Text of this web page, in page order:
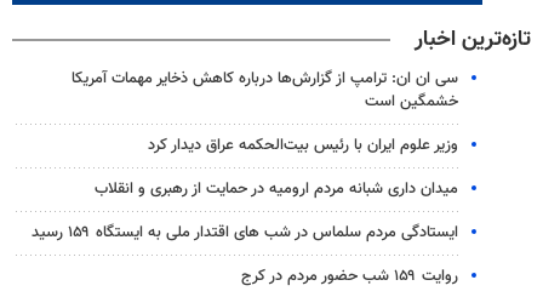
تازه‌ترین اخبار
سی ان ان: ترامپ از گزارش‌ها درباره کاهش ذخایر مهمات آمریکا
خشمگین است
وزیر علوم ایران با رئیس بیت‌الحکمه عراق دیدار کرد
میدان داری شبانه مردم ارومیه در حمایت از رهبری و انقلاب
ایستادگی مردم سلماس در شب های اقتدار ملی به ایستگاه ۱۵۹ رسید
روایت ۱۵۹ شب حضور مردم در کرج